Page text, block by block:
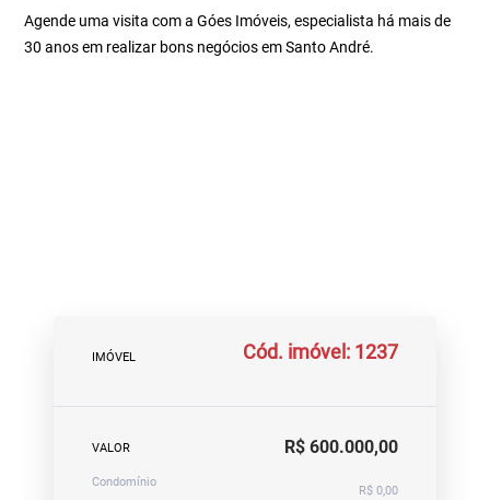
Agende uma visita com a Góes Imóveis, especialista há mais de
30 anos em realizar bons negócios em Santo André.
IMÓVEL Cód. imóvel: 1237
VALOR R$ 600.000,00
Condomínio
R$ 0,00